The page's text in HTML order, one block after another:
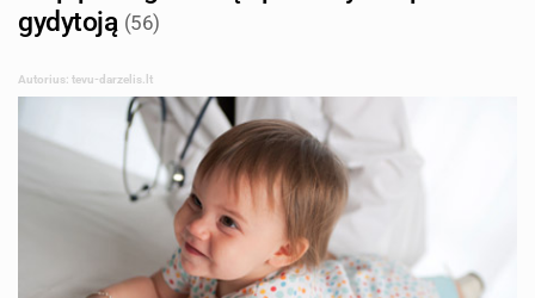
gydytoją (56)
Autorius: tevu-darzelis.lt